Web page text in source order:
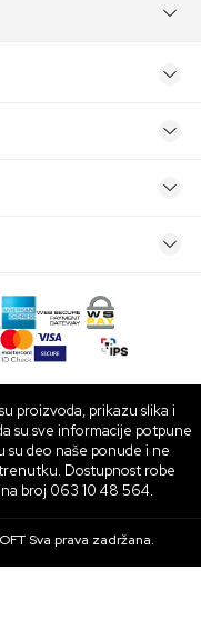
proizvoda, prikazu slika i
su sve informacije potpune
su deo naše ponude i ne
Dostupnost robe
broj 063 10 48 564.
Sva prava zadržana.